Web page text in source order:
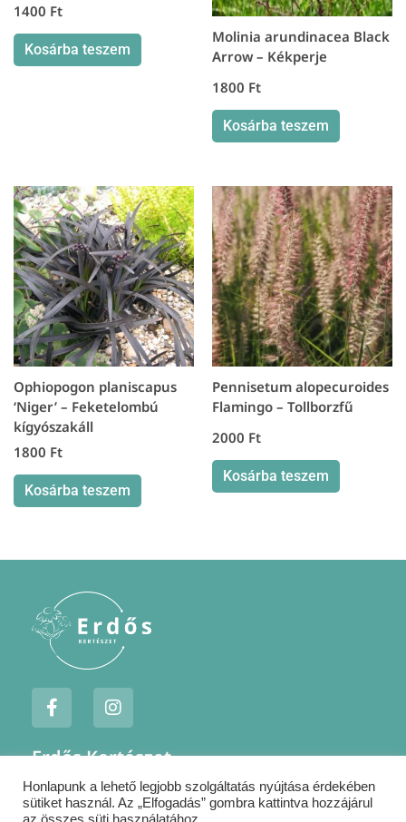
1400 Ft
Kosárba teszem
Molinia arundinacea Black
Arrow – Kékperje
1800 Ft
Kosárba teszem
Ophiopogon planiscapus
‘Niger’ – Feketelombú
kígyószakáll
1800 Ft
Kosárba teszem
Pennisetum alopecuroides
Flamingo – Tollborzfű
2000 Ft
Kosárba teszem
F
a
c
e
o
o
I
n
s
t
g
r
Erdős Kertészet
Jogi nyilatkozatok
Honlapunk a lehető legjobb szolgáltatás nyújtása érdekében
sütiket használ. Az „Elfogadás” gombra kattintva hozzájárul